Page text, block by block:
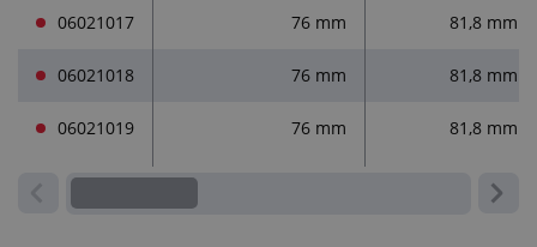
06021017 76 mm 81,8 mm
06021018 76 mm 81,8 mm
06021019 76 mm 81,8 mm